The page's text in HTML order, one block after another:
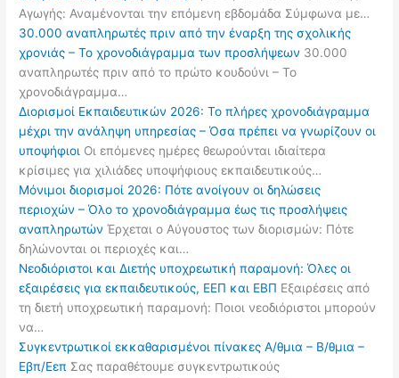
Αγωγής: Αναμένονται την επόμενη εβδομάδα Σύμφωνα με…
30.000 αναπληρωτές πριν από την έναρξη της σχολικής
χρονιάς – Το χρονοδιάγραμμα των προσλήψεων 30.000
αναπληρωτές πριν από το πρώτο κουδούνι – Το
χρονοδιάγραμμα…
Διορισμοί Εκπαιδευτικών 2026: Το πλήρες χρονοδιάγραμμα
μέχρι την ανάληψη υπηρεσίας – Όσα πρέπει να γνωρίζουν οι
υποψήφιοι Οι επόμενες ημέρες θεωρούνται ιδιαίτερα
κρίσιμες για χιλιάδες υποψήφιους εκπαιδευτικούς…
Μόνιμοι διορισμοί 2026: Πότε ανοίγουν οι δηλώσεις
περιοχών – Όλο το χρονοδιάγραμμα έως τις προσλήψεις
αναπληρωτών Έρχεται ο Αύγουστος των διορισμών: Πότε
δηλώνονται οι περιοχές και…
Νεοδιόριστοι και Διετής υποχρεωτική παραμονή: Όλες οι
εξαιρέσεις για εκπαιδευτικούς, ΕΕΠ και ΕΒΠ Εξαιρέσεις από
τη διετή υποχρεωτική παραμονή: Ποιοι νεοδιόριστοι μπορούν
να…
Συγκεντρωτικοί εκκαθαρισμένοι πίνακες Α/θμια – Β/θμια –
Εβπ/Εεπ Σας παραθέτουμε συγκεντρωτικούς